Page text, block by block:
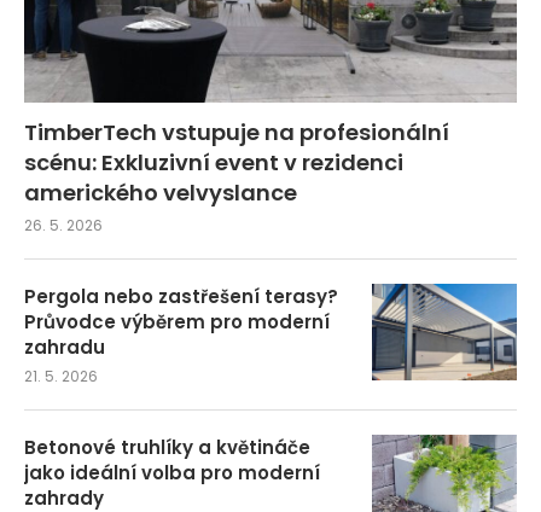
TimberTech vstupuje na profesionální
scénu: Exkluzivní event v rezidenci
amerického velvyslance
26. 5. 2026
Pergola nebo zastřešení terasy?
Průvodce výběrem pro moderní
zahradu
21. 5. 2026
Betonové truhlíky a květináče
jako ideální volba pro moderní
zahrady